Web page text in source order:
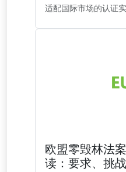
适配国际市场的认证
欧盟零毁林法
读：要求、挑